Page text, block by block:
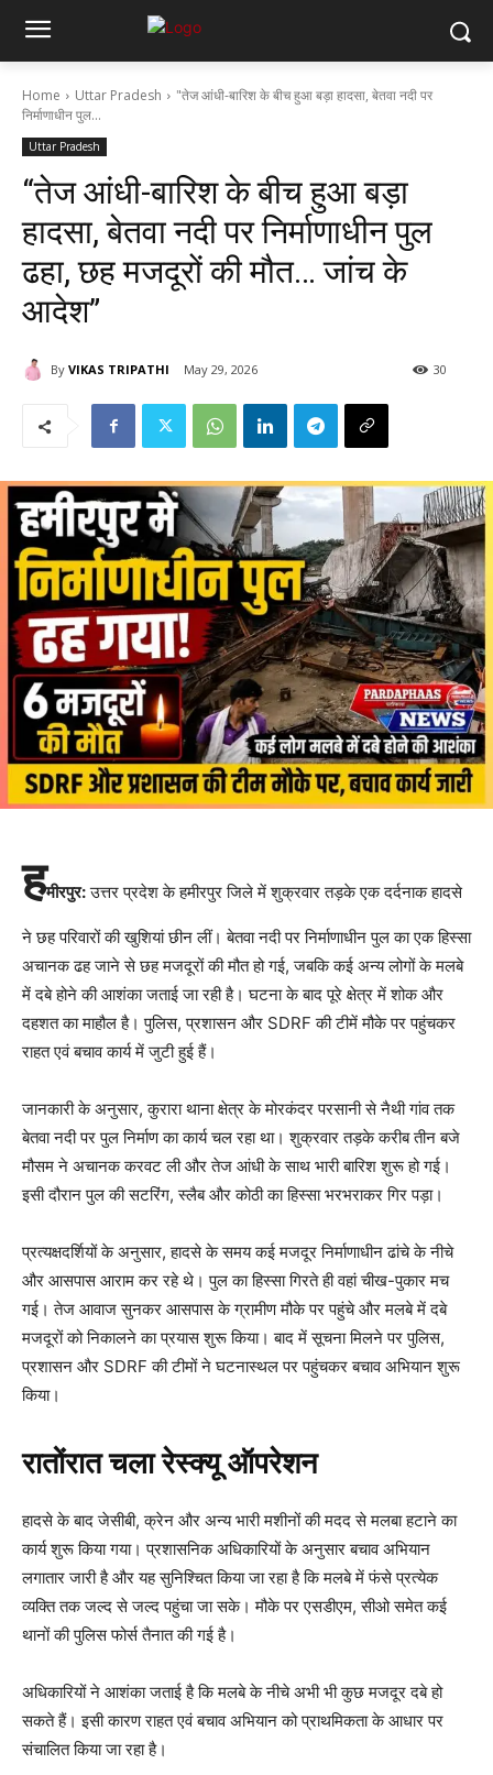
Home Uttar Pradesh
"तेज आंधी-बारिश के बीच हुआ बड़ा हादसा, बेतवा नदी पर
निर्माणाधीन पुल...
Uttar Pradesh
“तेज आंधी-बारिश के बीच हुआ बड़ा
हादसा, बेतवा नदी पर निर्माणाधीन पुल
ढहा, छह मजदूरों की मौत… जांच के
आदेश”
By VIKAS TRIPATHI May 29, 2026 30
हमीरपुर:उत्तर प्रदेश के हमीरपुर जिले में शुक्रवार तड़के एक दर्दनाक हादसे
ने छह परिवारों की खुशियां छीन लीं। बेतवा नदी पर निर्माणाधीन पुल का एक हिस्सा
अचानक ढह जाने से छह मजदूरों की मौत हो गई, जबकि कई अन्य लोगों के मलबे
में दबे होने की आशंका जताई जा रही है। घटना के बाद पूरे क्षेत्र में शोक और
दहशत का माहौल है। पुलिस, प्रशासन और SDRF की टीमें मौके पर पहुंचकर
राहत एवं बचाव कार्य में जुटी हुई हैं।
जानकारी के अनुसार, कुरारा थाना क्षेत्र के मोरकंदर परसानी से नैथी गांव तक
बेतवा नदी पर पुल निर्माण का कार्य चल रहा था। शुक्रवार तड़के करीब तीन बजे
मौसम ने अचानक करवट ली और तेज आंधी के साथ भारी बारिश शुरू हो गई।
इसी दौरान पुल की सटरिंग, स्लैब और कोठी का हिस्सा भरभराकर गिर पड़ा।
प्रत्यक्षदर्शियों के अनुसार, हादसे के समय कई मजदूर निर्माणाधीन ढांचे के नीचे
और आसपास आराम कर रहे थे। पुल का हिस्सा गिरते ही वहां चीख-पुकार मच
गई। तेज आवाज सुनकर आसपास के ग्रामीण मौके पर पहुंचे और मलबे में दबे
मजदूरों को निकालने का प्रयास शुरू किया। बाद में सूचना मिलने पर पुलिस,
प्रशासन और SDRF की टीमों ने घटनास्थल पर पहुंचकर बचाव अभियान शुरू
किया।
रातोंरात चला रेस्क्यू ऑपरेशन
हादसे के बाद जेसीबी, क्रेन और अन्य भारी मशीनों की मदद से मलबा हटाने का
कार्य शुरू किया गया। प्रशासनिक अधिकारियों के अनुसार बचाव अभियान
लगातार जारी है और यह सुनिश्चित किया जा रहा है कि मलबे में फंसे प्रत्येक
व्यक्ति तक जल्द से जल्द पहुंचा जा सके। मौके पर एसडीएम, सीओ समेत कई
थानों की पुलिस फोर्स तैनात की गई है।
अधिकारियों ने आशंका जताई है कि मलबे के नीचे अभी भी कुछ मजदूर दबे हो
सकते हैं। इसी कारण राहत एवं बचाव अभियान को प्राथमिकता के आधार पर
संचालित किया जा रहा है।